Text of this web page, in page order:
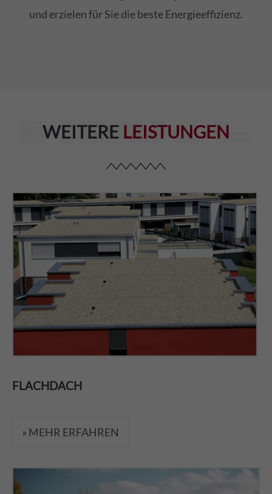
und erzielen für Sie die beste Energieeffizienz.
LEISTUNGEN
WEITERE LEISTUNGEN
FLACHDACH
» MEHR ERFAHREN